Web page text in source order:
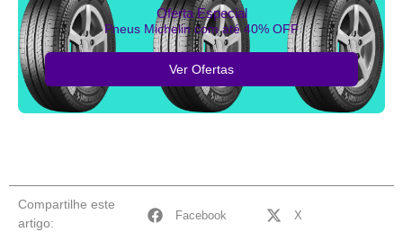
Oferta Especial
Pneus Michelin com até 40% OFF
Ver Ofertas
Compartilhe este
artigo:
Facebook X